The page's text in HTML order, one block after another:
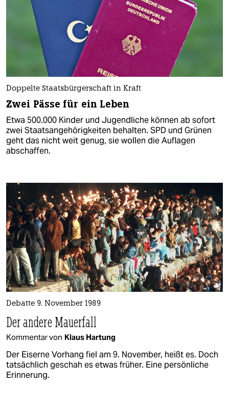
Doppelte Staatsbürgerschaft in Kraft
Zwei Pässe für ein Leben
Etwa 500.000 Kinder und Jugendliche können ab sofort
zwei Staatsangehörigkeiten behalten. SPD und Grünen
geht das nicht weit genug, sie wollen die Auflagen
abschaffen.
Debatte 9. November 1989
Der andere Mauerfall
Kommentar von Klaus Hartung
Der Eiserne Vorhang fiel am 9. November, heißt es. Doch
tatsächlich geschah es etwas früher. Eine persönliche
Erinnerung.